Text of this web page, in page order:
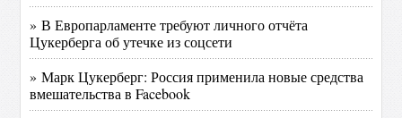
» В Европарламенте требуют личного отчёта
Цукерберга об утечке из соцсети
» Марк Цукерберг: Россия применила новые средства
вмешательства в Facebook